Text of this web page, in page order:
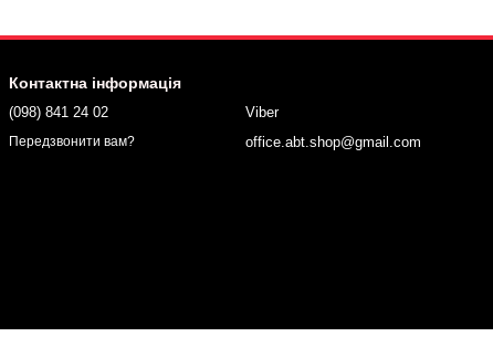
Контактна інформація
(098) 841 24 02
Передзвонити вам?
Viber
office.abt.shop@gmail.com